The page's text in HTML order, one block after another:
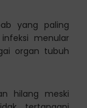
yang paling
menular
organ tubuh
hilang meski